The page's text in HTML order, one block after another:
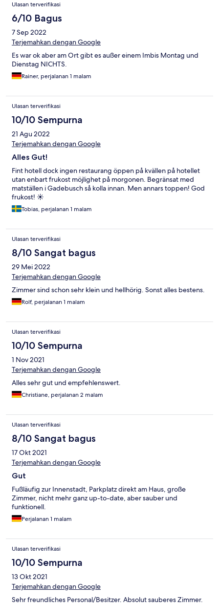
Ulasan terverifikasi
6/10 Bagus
7 Sep 2022
Terjemahkan dengan Google
Es war ok aber am Ort gibt es außer einem Imbis Montag und
Dienstag NICHTS.
Rainer, perjalanan 1 malam
Ulasan terverifikasi
10/10 Sempurna
21 Agu 2022
Terjemahkan dengan Google
Alles Gut!
Fint hotell dock ingen restaurang öppen på kvällen på hotellet
utan enbart frukost möjlighet på morgonen. Begränsat med
matställen i Gadebusch så kolla innan. Men annars toppen! God
frukost! ☀️
Tobias, perjalanan 1 malam
Ulasan terverifikasi
8/10 Sangat bagus
29 Mei 2022
Terjemahkan dengan Google
Zimmer sind schon sehr klein und hellhörig. Sonst alles bestens.
Rolf, perjalanan 1 malam
Ulasan terverifikasi
10/10 Sempurna
1 Nov 2021
Terjemahkan dengan Google
Alles sehr gut und empfehlenswert.
Christiane, perjalanan 2 malam
Ulasan terverifikasi
8/10 Sangat bagus
17 Okt 2021
Terjemahkan dengan Google
Gut
Fußläufig zur Innenstadt, Parkplatz direkt am Haus, große
Zimmer, nicht mehr ganz up-to-date, aber sauber und
funktionell.
Perjalanan 1 malam
Ulasan terverifikasi
10/10 Sempurna
13 Okt 2021
Terjemahkan dengan Google
Sehr freundliches Personal/Besitzer. Absolut sauberes Zimmer.